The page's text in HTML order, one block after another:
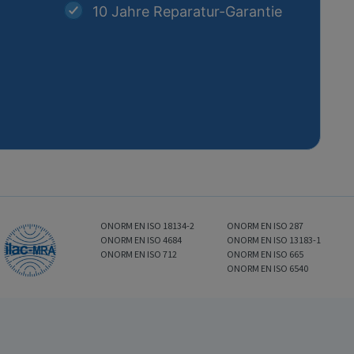
10 Jahre Reparatur-Garantie
ONORM EN ISO 18134-2
ONORM EN ISO 4684
ONORM EN ISO 712
ONORM EN ISO 287
ONORM EN ISO 13183-1
ONORM EN ISO 665
ONORM EN ISO 6540